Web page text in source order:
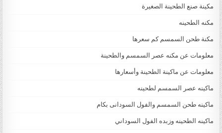
مكينة صنع الطحينة الصغيرة
مكنه الطحينه
مكنة طحن السمسم كم سعرها
معلومات عن مكنه عصر السمسم والطحينة
معلومات عن ماكينة الطحينة وأسعارها
ماكينه عصر السمسم لطحينه
ماكينه طحن السمسم والفول السودانى بكام
ماكينه الطحينه وزبده الفول السوداني